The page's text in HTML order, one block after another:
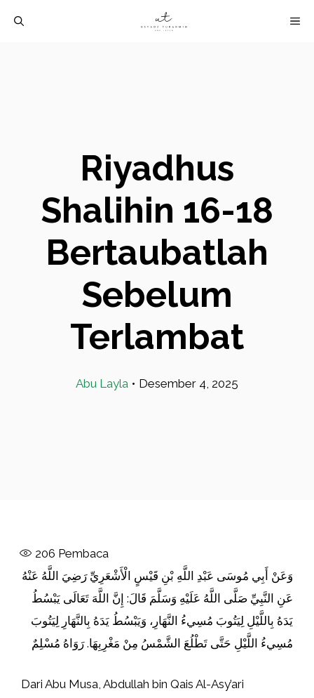
Riyadhus
Shalihin 16-18
Bertaubatlah
Sebelum
Terlambat
Abu Layla • Desember 4, 2025
206 Pembaca
وَعَنْ أَبِي مُوسَى عَبْدِ اللَّهِ بْنِ قَيْسٍ الْأَشْعَرِيِّ رَضِيَ اللَّهُ عَنْهُ
عَنِ النَّبِيِّ صَلَّى اللَّهُ عَلَيْهِ وَسَلَّمَ قَالَ: إِنَّ اللَّهَ تَعَالَى يَبْسُطُ
يَدَهُ بِاللَّيْلِ لِيَتُوبَ مُسِيءُ النَّهَارِ، وَيَبْسُطُ يَدَهُ بِالنَّهَارِ لِيَتُوبَ
مُسِيءُ اللَّيْلِ حَتَّى تَطْلُعَ الشَّمْسُ مِنْ مَغْرِبِهَا. رَوَاهُ مُسْلِمٌ
Dari Abu Musa, Abdullah bin Qais Al-Asy’ari